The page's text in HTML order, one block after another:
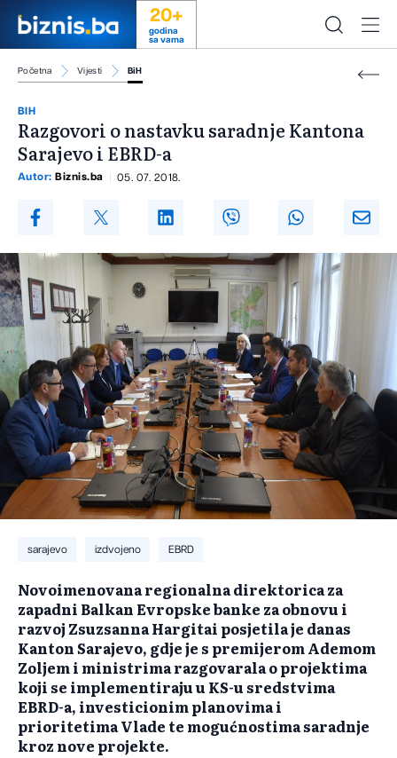
20+
godina
sa vama
Početna Vijesti BiH
BIH
Razgovori o nastavku saradnje Kantona
Sarajevo i EBRD-a
Autor: Biznis.ba 05. 07. 2018.
sarajevo izdvojeno EBRD
Novoimenovana regionalna direktorica za
zapadni Balkan Evropske banke za obnovu i
razvoj Zsuzsanna Hargitai posjetila je danas
Kanton Sarajevo, gdje je s premijerom Ademom
Zoljem i ministrima razgovarala o projektima
koji se implementiraju u KS-u sredstvima
EBRD-a, investicionim planovima i
prioritetima Vlade te mogućnostima saradnje
kroz nove projekte.